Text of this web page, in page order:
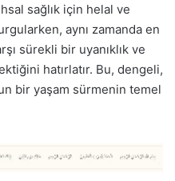
sağlık için helal ve
aynı zamanda en
sürekli bir uyanıklık ve
hatırlatır. Bu, dengeli,
bir yaşam sürmenin temel